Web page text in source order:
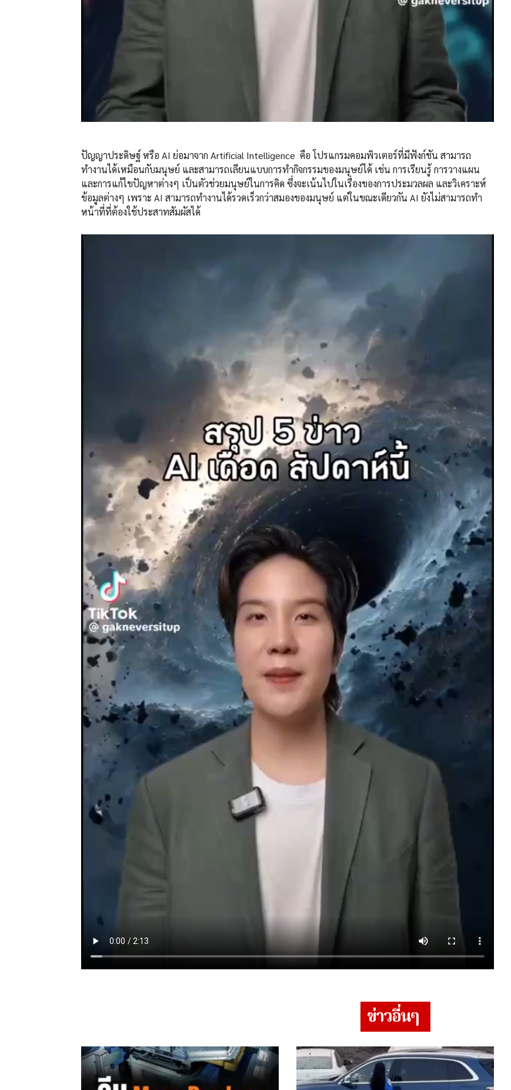
ปัญญาประดิษฐ์ หรือ AI ย่อมาจาก Artificial Intelligence คือ โปรแกรมคอมพิวเตอร์ที่มีฟังก์ชัน สามารถ
ทำงานได้เหมือนกับมนุษย์ และสามารถเลียนแบบการทำกิจกรรมของมนุษย์ได้ เช่น การเรียนรู้ การวางแผน
และการแก้ไขปัญหาต่างๆ เป็นตัวช่วยมนุษย์ในการคิด ซึ่งจะเน้นไปในเรื่องของการประมวลผล และวิเคราะห์
ข้อมูลต่างๆ เพราะ AI สามารถทำงานได้รวดเร็วกว่าสมองของมนุษย์ แต่ในขณะเดียวกัน AI ยังไม่สามารถทำ
หน้าที่ที่ต้องใช้ประสาทสัมผัสได้
ข่าวอื่นๆ